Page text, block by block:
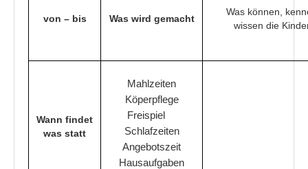
Mein Kind hat ständig Streit und diskutiert ohne Ende
Wie bekomme ich mein Kind besser ins Bett
Aufbau einer Turn- und Spielstunde
von – bis Was wird gemacht
Was können,
wissen die
Wann findet
was statt
Mahlzeiten
Köperpflege
Freispiel
Schlafzeiten
Angebotszeit
Hausaufgaben